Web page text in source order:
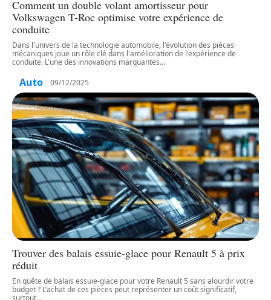
Comment un double volant amortisseur pour
Volkswagen T-Roc optimise votre expérience de
conduite
Dans l'univers de la technologie automobile, l'évolution des pièces
mécaniques joue un rôle clé dans l'amélioration de l'expérience de
conduite. L'une des innovations marquantes…
Auto 09/12/2025
Trouver des balais essuie-glace pour Renault 5 à prix
réduit
En quête de balais essuie-glace pour votre Renault 5 sans alourdir votre
budget ? L’achat de ces pièces peut représenter un coût significatif,